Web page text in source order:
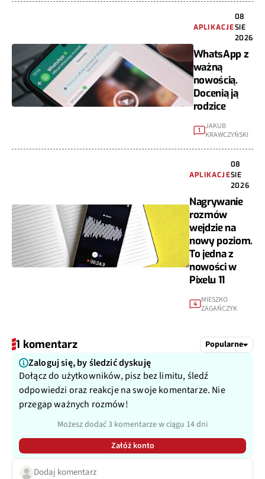
APLIKACJE
08
SIE
2026
WhatsApp z
ważną
nowością.
Docenią ją
rodzice
1
JAKUB
KRAWCZYŃSKI
APLIKACJE
08
SIE
2026
Nagrywanie
rozmów
wejdzie na
nowy poziom.
To jedna z
nowości w
Pixelu 11
4 MIESZKO
ZAGAŃCZYK
1 komentarz Popularne
Zaloguj się, by śledzić dyskuję
Dołącz do użytkowników, pisz bez limitu, śledź
odpowiedzi oraz reakcje na swoje komentarze. Nie
przegap ważnych rozmów!
Możesz dodać 3 komentarze w ciągu 14 dni
Załóż konto
Dodaj komentarz